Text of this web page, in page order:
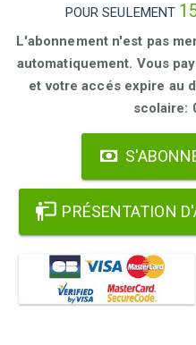
POUR SEULEMENT
L'abonnement n'est pas
automatiquement. Vous
et votre accés expire au
scolaire:
PRÉSENTATION